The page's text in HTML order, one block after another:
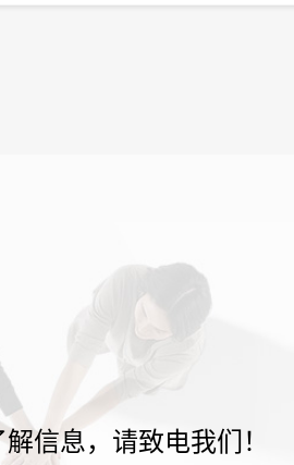
信息，请致电我们！